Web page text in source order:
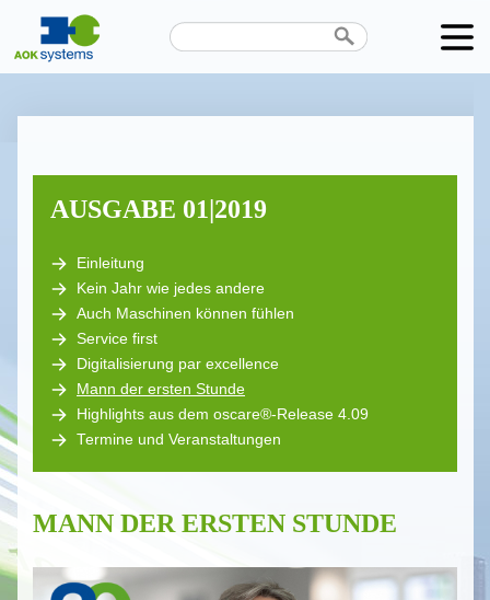
AUSGABE 01|2019
Einleitung
Kein Jahr wie jedes andere
Auch Maschinen können fühlen
Service first
Digitalisierung par excellence
Mann der ersten Stunde
Highlights aus dem oscare®-Release 4.09
Termine und Veranstaltungen
MANN DER ERSTEN STUNDE
Termine
Kontakt
Datenschutz